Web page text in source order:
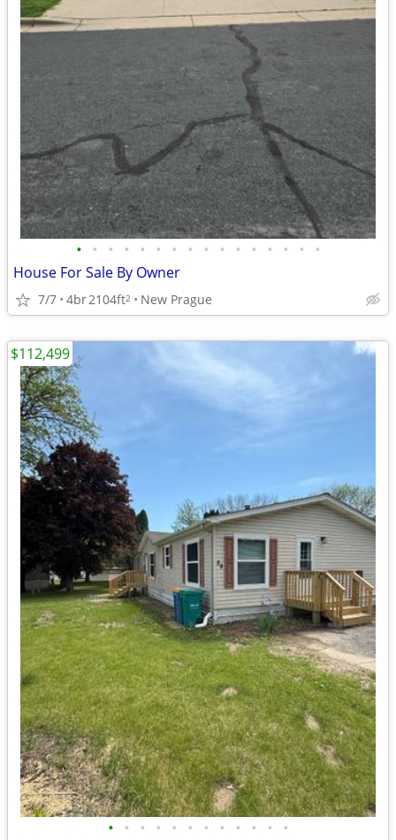
• • • • • • • • • • • • • • • •
House For Sale By Owner
7/7 4br2104ft2 New Prague
• • • • • • • • • • • •
$112,499